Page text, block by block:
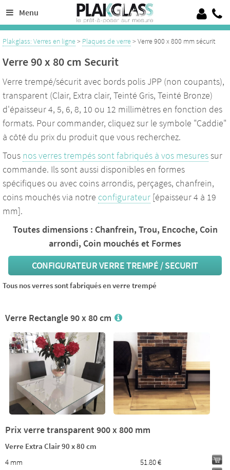
Menu
Découpe de verre sur mesure de 4 à 19 mm, 100% Verre trempé sécurit
Crédence en verre laqué ou émaillé, verre pour garde corps, verrières
Plakglass: Verres en ligne> Plaques de verre> Verre 900 x 800 mm sécurit
Verre 90 x 80 cm Securit
Verre trempé/sécurit avec bords polis JPP (non coupants),
transparent (Clair, Extra clair, Teinté Gris, Teinté Bronze)
d'épaisseur 4, 5, 6, 8, 10 ou 12 millimètres en fonction des
formats. Pour commander, cliquez sur le symbole "Caddie"
à côté du prix du produit que vous recherchez.
Tous nos verres trempés sont fabriqués à vos mesuressur
commande. Ils sont aussi disponibles en formes
spécifiques ou avec coins arrondis, perçages, chanfrein,
coins mouchés via notre configurateur [épaisseur 4 à 19
mm].
Toutes dimensions : Chanfrein, Trou, Encoche, Coin
arrondi, Coin mouchés et Formes
CONFIGURATEUR VERRE TREMPÉ / SECURIT
Tous nos verres sont fabriqués en verre trempé
Verre Rectangle 90 x 80 cm
Prix verre transparent 900 x 800 mm
Verre Extra Clair 90 x 80 cm
4 mm
51.80 €